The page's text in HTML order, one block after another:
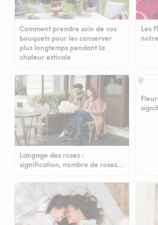
Comment prendre soin de vos
bouquets pour les conserver
plus longtemps pendant la
chaleur estivale
Les
Langage des roses :
signification, nombre de roses…